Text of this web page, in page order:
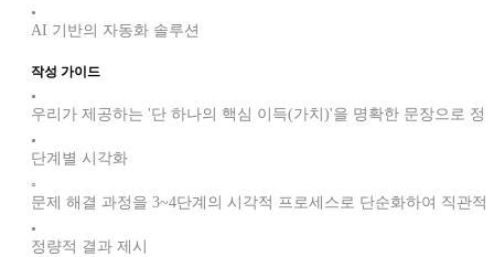
•
AI 기반의 자동화 솔루션
작성 가이드
•
우리가 제공하는 '단 하나의 핵심 이득(가치)'을 명확한 문장으로 정
•
단계별 시각화
◦
문제 해결 과정을 3~4단계의 시각적 프로세스로 단순화하여 직관적
•
정량적 결과 제시